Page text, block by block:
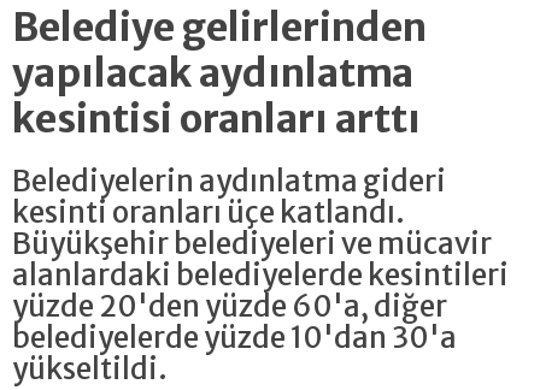
Belediye gelirlerinden
yapılacak aydınlatma
kesintisi oranları arttı
Belediyelerin aydınlatma gideri
kesinti oranları üçe katlandı.
Büyükşehir belediyeleri ve mücavir
alanlardaki belediyelerde kesintileri
yüzde 20'den yüzde 60'a, diğer
belediyelerde yüzde 10'dan 30'a
yükseltildi.